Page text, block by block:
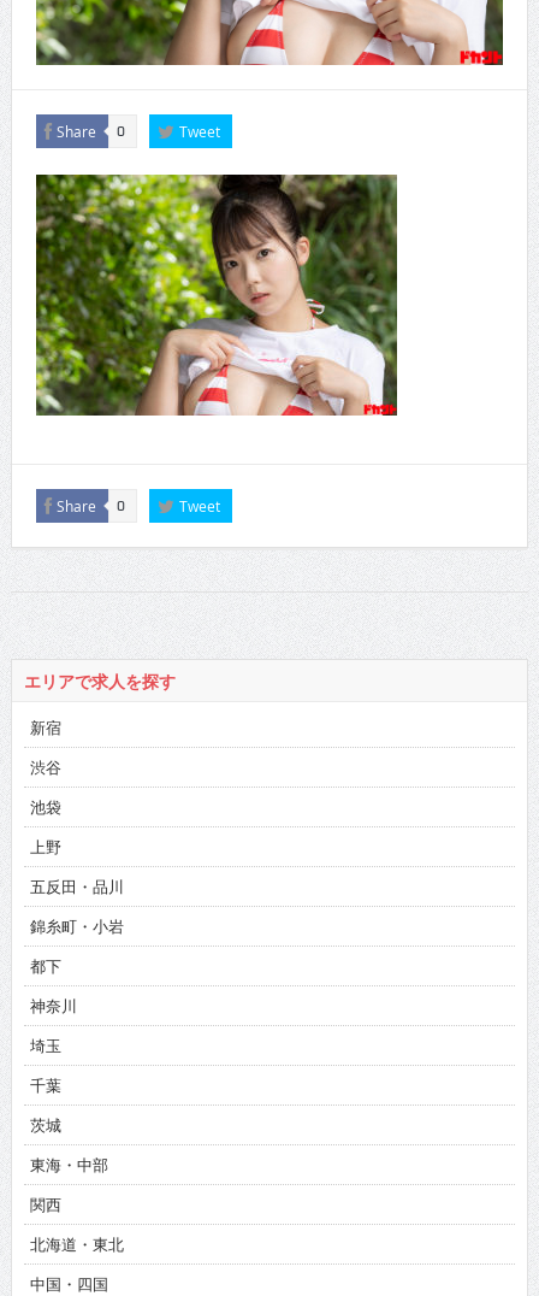
Share 0 Tweet
Share 0 Tweet
エリアで求人を探す
新宿
渋谷
池袋
上野
五反田・品川
錦糸町・小岩
都下
神奈川
埼玉
千葉
茨城
東海・中部
関西
北海道・東北
中国・四国